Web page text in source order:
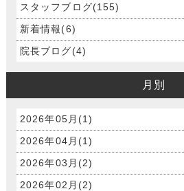
スタッフブログ(155)
新着情報(6)
院長ブログ(4)
月別
2026年05月(1)
2026年04月(1)
2026年03月(2)
2026年02月(2)